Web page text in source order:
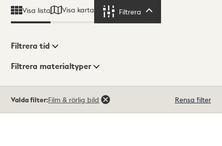
Visa lista Visa karta Filtrera
Visningsläge
Filtrera tid
Filtrera materialtyper
träffar
Valda filter:Film & rörlig bild Rensa filter